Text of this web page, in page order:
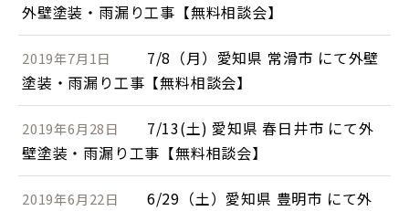
外壁塗装・雨漏り工事【無料相談会】
2019年7月1日
7/8（月）愛知県 常滑市 にて外壁
塗装・雨漏り工事【無料相談会】
2019年6月28日
7/13(土) 愛知県 春日井市 にて外
壁塗装・雨漏り工事【無料相談会】
2019年6月22日
6/29（土）愛知県 豊明市 にて外